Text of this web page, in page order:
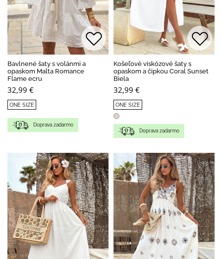
Bavlnené šaty s volánmi a
opaskom Malta Romance
Flame ecru
32,99 €
ONE SIZE
Doprava zadarmo
Košeľové viskózové šaty s
opaskom a čipkou Coral Sunset
Biela
32,99 €
ONE SIZE
Doprava zadarmo